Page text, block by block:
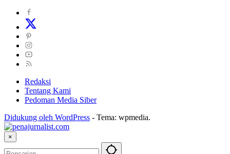
Redaksi
Tentang Kami
Pedoman Media Siber
Didukung oleh WordPress - Tema: wpmedia.
×